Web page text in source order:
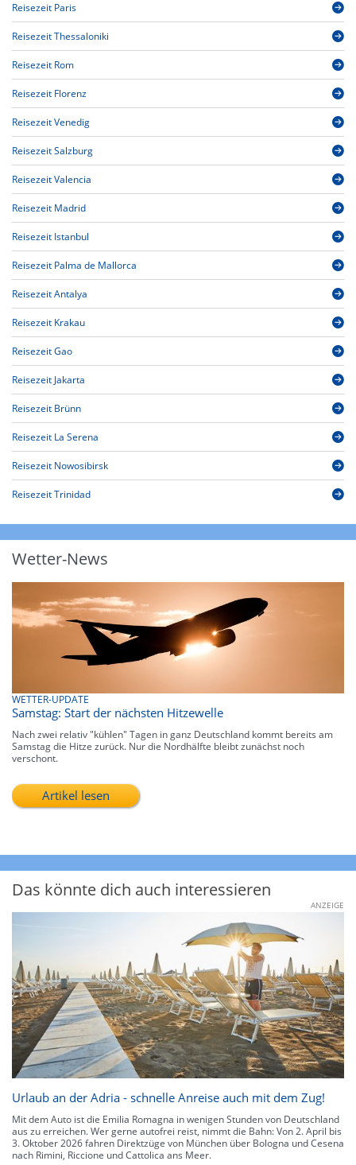
Reisezeit Paris
Reisezeit Thessaloniki
Reisezeit Rom
Reisezeit Florenz
Reisezeit Venedig
Reisezeit Salzburg
Reisezeit Valencia
Reisezeit Madrid
Reisezeit Istanbul
Reisezeit Palma de Mallorca
Reisezeit Antalya
Reisezeit Krakau
Reisezeit Gao
Reisezeit Jakarta
Reisezeit Brünn
Reisezeit La Serena
Reisezeit Nowosibirsk
Reisezeit Trinidad
Wetter-News
WETTER-UPDATE
Samstag: Start der nächsten Hitzewelle
Nach zwei relativ "kühlen" Tagen in ganz Deutschland kommt bereits am
Samstag die Hitze zurück. Nur die Nordhälfte bleibt zunächst noch
verschont.
Artikel lesen
Das könnte dich auch interessieren
ANZEIGE
Urlaub an der Adria - schnelle Anreise auch mit dem Zug!
Mit dem Auto ist die Emilia Romagna in wenigen Stunden von Deutschland
aus zu erreichen. Wer gerne autofrei reist, nimmt die Bahn: Von 2. April bis
3. Oktober 2026 fahren Direktzüge von München über Bologna und Cesena
nach Rimini, Riccione und Cattolica ans Meer.